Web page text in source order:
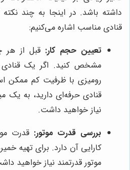
داشته باشد. در اینجا به چند
قنادی مناسب اشاره می‌کنیم:
تعیین حجم کار: قبل از هر
مشخص کنید. اگر یک
رومیزی با ظرفیت کم ممکن
قنادی حرفه‌ای دارید، به یک
نیاز خواهید داشت.
بررسی قدرت موتور: قدرت
کارایی آن دارد. برای تهیه
موتور قدرتمند نیاز خواهید